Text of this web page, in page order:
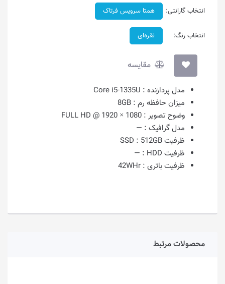
انتخاب گارانتی: همتا سرویس فرتاک
انتخاب رنگ: نقره‌ای
مقایسه
مدل پردازنده : Core i5-1335U
میزان حافظه رم : 8GB
وضوح تصویر : 1080 × 1920 @ FULL HD
مدل گرافیک : —
ظرفیت SSD :512GB
ظرفیت HDD :
—
ظرفیت باتری : 42WHr
محصولات مرتبط